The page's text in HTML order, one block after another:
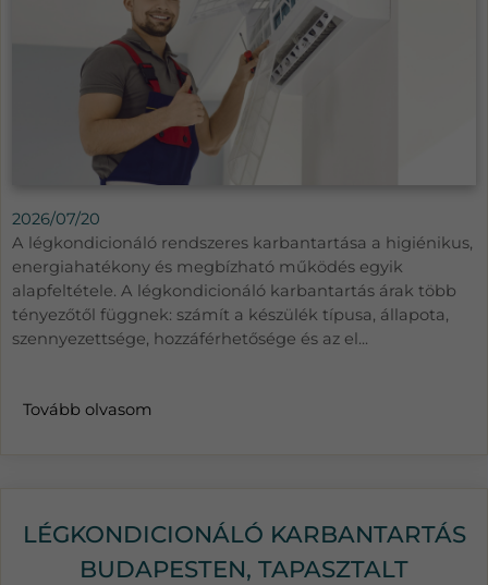
2026/07/20
A légkondicionáló rendszeres karbantartása a higiénikus,
energiahatékony és megbízható működés egyik
alapfeltétele. A légkondicionáló karbantartás árak több
tényezőtől függnek: számít a készülék típusa, állapota,
szennyezettsége, hozzáférhetősége és az el...
Tovább olvasom
LÉGKONDICIONÁLÓ KARBANTARTÁS
BUDAPESTEN, TAPASZTALT